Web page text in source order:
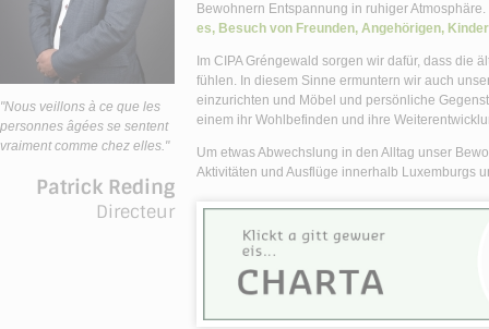
"Nous veillons à ce que les
personnes âgées se sentent
vraiment comme chez elles."
Patrick Reding
Directeur
Bewohnern Entspannung in ruhiger Atmosphäre.
es, Besuch von Freunden, Angehörigen,
Im CIPA Gréngewald sorgen wir dafür, dass die
fühlen. In diesem Sinne ermuntern wir auch
einzurichten und Möbel und persönliche
einem ihr Wohlbefinden und ihre
Um etwas Abwechslung in den Alltag unser
Aktivitäten und Ausflüge innerhalb Luxemburgs